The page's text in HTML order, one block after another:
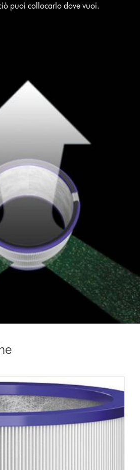
puoi collocarlo dove vuoi.